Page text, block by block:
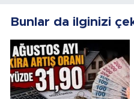
Bunlar da ilginizi